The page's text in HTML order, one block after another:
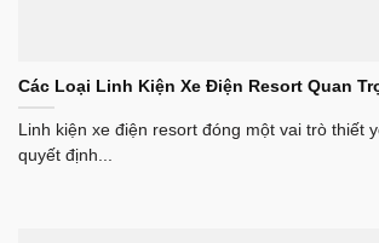
Các Loại Linh Kiện Xe Điện Resort Quan
Linh kiện xe điện resort đóng một vai trò thiết
quyết định...